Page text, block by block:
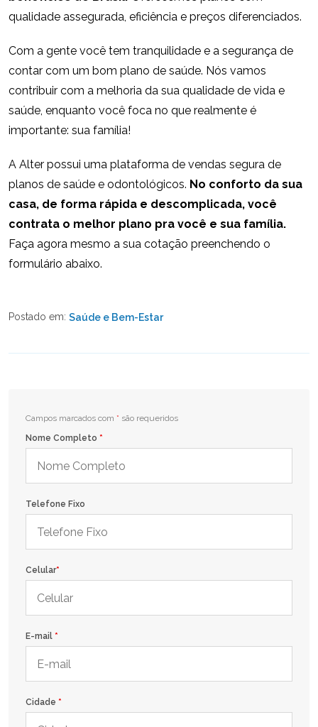
qualidade assegurada, eficiência e preços diferenciados.
Com a gente você tem tranquilidade e a segurança de
contar com um bom plano de saúde. Nós vamos
contribuir com a melhoria da sua qualidade de vida e
saúde, enquanto você foca no que realmente é
importante: sua família!
A Alter possui uma plataforma de vendas segura de
planos de saúde e odontológicos. No conforto da sua
casa, de forma rápida e descomplicada, você
contrata o melhor plano pra você e sua família.
Faça agora mesmo a sua cotação preenchendo o
formulário abaixo.
Postado em: Saúde e Bem-Estar
Campos marcados com * são requeridos
Nome Completo *
Telefone Fixo
Celular*
E-mail *
Cidade *